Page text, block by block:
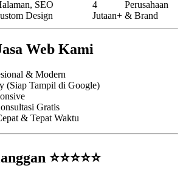
SEO
Design
4
Jutaan+
Perusahaan
& Brand
Web Kami
& Modern
(Siap Tampil di Google)
Gratis
& Tepat Waktu
⭐⭐⭐⭐⭐